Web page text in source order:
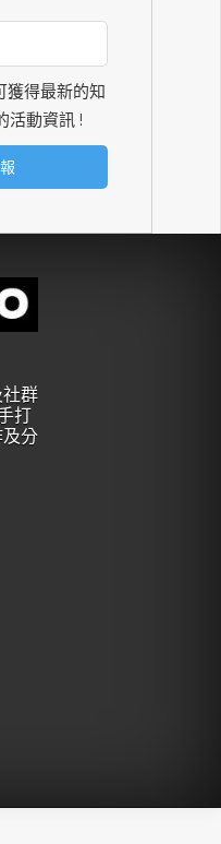
獲得最新的知
活動資訊 !
群
打
分